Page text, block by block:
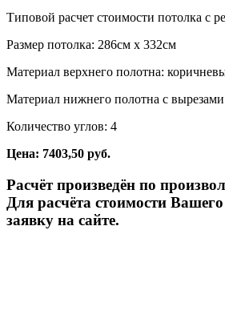
Типовой расчет стоимости потолка с
Размер потолка: 286см x 332см
Материал верхнего полотна:
Материал нижнего полотна с
Количество углов: 4
Цена: 7403,50 руб.
Расчёт произведён по
Для расчёта стоимости Вашего
заявку на сайте.